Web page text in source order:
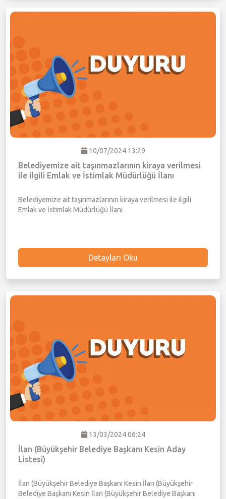
10/07/2024 13:29
Belediyemize ait taşınmazlarının kiraya verilmesi
ile ilgili Emlak ve İstimlak Müdürlüğü İlanı
Belediyemize ait taşınmazlarının kiraya verilmesi ile ilgili
Emlak ve İstimlak Müdürlüğü İlanı
Detayları Oku
13/03/2024 06:24
İlan (Büyükşehir Belediye Başkanı Kesin Aday
Listesi)
İlan (Büyükşehir Belediye Başkanı Kesin İlan (Büyükşehir
Belediye Başkanı Kesin İlan (Büyükşehir Belediye Başkanı